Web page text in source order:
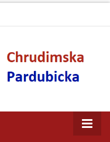
Info z